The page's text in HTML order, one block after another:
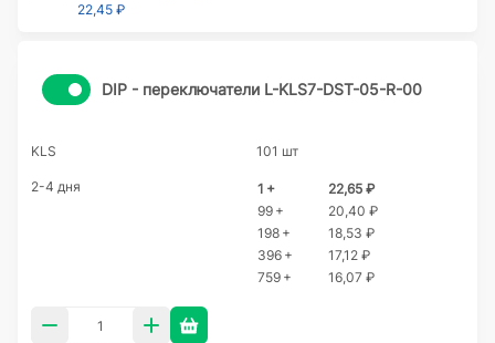
22,45 ₽
DIP - переключатели L-KLS7-DST-05-R-00
KLS 101 шт
2-4 дня 1 +
22,65 ₽
99 +
20,40 ₽
198 +
18,53 ₽
396 +
17,12 ₽
759 +
16,07 ₽